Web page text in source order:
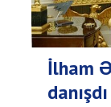
İlham
danışdı